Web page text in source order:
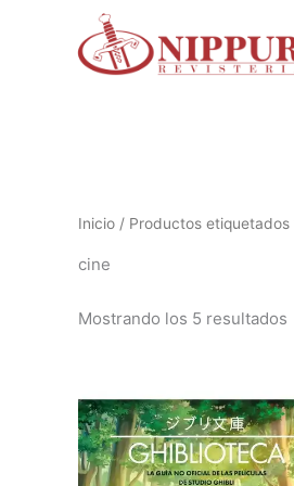
Inicio / Productos etiquetados
cine
Mostrando los 5 resultados